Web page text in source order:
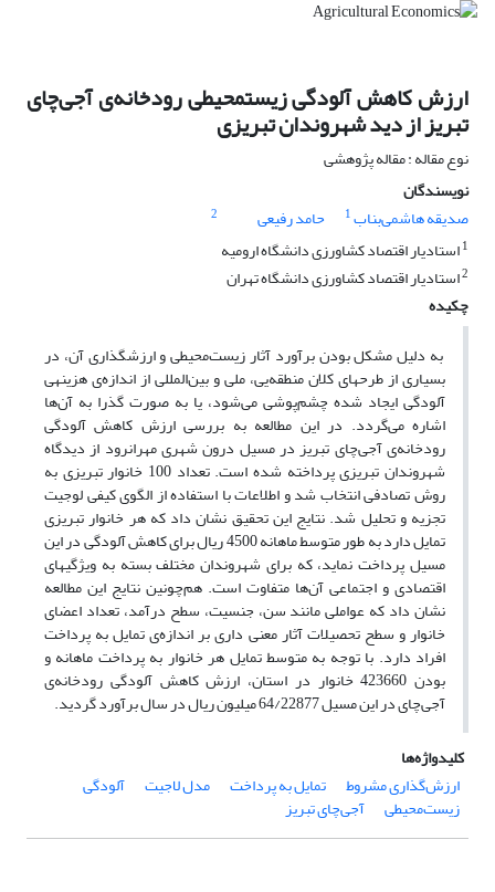
ارزش کاهش آلودگی زیست‏محیطی رودخانه‌ی آجی‏‌چای
تبریز از دید شهروندان تبریزی
نوع مقاله : مقاله پژوهشی
نویسندگان
صدیقه هاشمی‌بناب1 حامد رفیعی
2
1استادیار اقتصاد کشاورزی دانشگاه ارومیه
2استادیار اقتصاد کشاورزی دانشگاه تهران
چکیده
به دلیل مشکل بودن برآورد آثار زیست‌محیطی و ارزش‏گذاری آن، در
بسیاری از طرح‏های کلان منطقه‌یی، ملی و بین‌المللی از اندازه‌ی هزینه‏ی
آلودگی ایجاد شده چشم‌پوشی می‌شود، یا به صورت گذرا به آن‌ها
اشاره می‌گردد. در این مطالعه به بررسی ارزش کاهش آلودگی
رودخانه‌ی آجی‌چای تبریز در مسیل درون شهری مهران‏رود از دیدگاه
شهروندان تبریزی پرداخته شده است. تعداد 100 خانوار تبریزی به
روش تصادفی انتخاب شد و اطلاعات با استفاده از الگوی کیفی لوجیت
تجزیه و تحلیل شد. نتایج این تحقیق نشان داد که هر خانوار تبریزی
تمایل دارد به طور متوسط ماهانه 4500 ریال برای کاهش آلودگی در این
مسیل پرداخت نماید، که برای شهروندان مختلف بسته به ویژگی‏های
اقتصادی و اجتماعی آن‌ها متفاوت است. هم‌چونین نتایج این مطالعه
نشان داد که عواملی مانند سن، جنسیت، سطح درآمد، تعداد اعضای
خانوار و سطح تحصیلات آثار معنی داری بر اندازه‌ی تمایل به پرداخت
افراد دارد. با توجه به متوسط تمایل هر خانوار به پرداخت ماهانه‌ و
بودن 423660 خانوار در استان، ارزش کاهش آلودگی رودخانه‌ی
آجی‌چای در این مسیل 64/22877 میلیون ریال در سال برآورد گردید.
کلیدواژه‌ها
ارزش‏‌گذاری مشروط
تمایل به پرداخت مدل لاجیت آلودگی
زیست‌محیطی آجی‌چای تبریز